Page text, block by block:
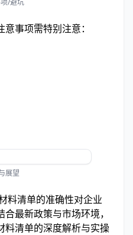
/避坑
事项需特别注意：
展望
料清单的准确性对企业
最新政策与市场环境，
料清单的深度解析与实操